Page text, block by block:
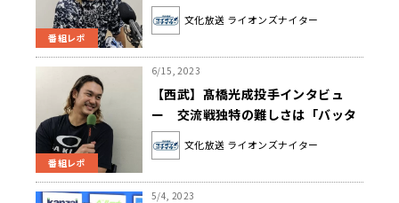
番組レポ
たいボールが一致する場面が多くな
ってきた」
文化放送 ライオンズナイター
番組レポ
6/15, 2023
【西武】髙橋光成投手インタビュ
ー 交流戦独特の難しさは「バッタ
ーボックスに立つこと」
文化放送 ライオンズナイター
5/4, 2023